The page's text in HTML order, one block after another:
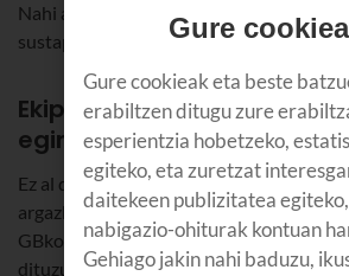
Nahi al duzu gurekin aurreztu? Egin
sustapen guztiei. Hilaren 30era arteko
Ekipamendurik onena, klik
eginda
Ez al dakizu non sartu oporretako
argazki? Abiadura handiko USB bidez
GBko gure disko gogorrari esker, ondo
dituzu. Musika eta filmak gorde ditzakezu
Gure
Gure cookieak eta beste
erabiltzen ditugu zure
esperientzia hobetzeko,
egiteko, eta zuretzat
daitekeen publizitatea
nabigazio-ohiturak kontuan
Gehiago jakin nahi baduzu,